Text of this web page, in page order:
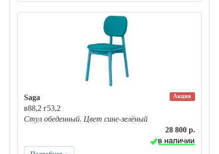
Акция
Saga
в88,2 г53,2
Стул обеденный. Цвет сине-зелёный
28 800 р.